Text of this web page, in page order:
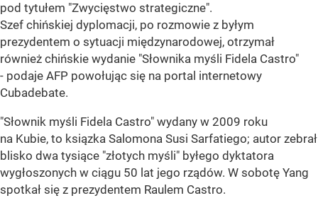
pod tytułem "Zwycięstwo strategiczne".
Szef chińskiej dyplomacji, po rozmowie z byłym
prezydentem o sytuacji międzynarodowej, otrzymał
również chińskie wydanie "Słownika myśli Fidela Castro"
- podaje AFP powołując się na portal internetowy
Cubadebate.
"Słownik myśli Fidela Castro" wydany w 2009 roku
na Kubie, to ksiązka Salomona Susi Sarfatiego; autor zebrał
blisko dwa tysiące "złotych myśli" byłego dyktatora
wygłoszonych w ciągu 50 lat jego rządów. W sobotę Yang
spotkał się z prezydentem Raulem Castro.